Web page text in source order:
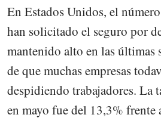
En Estados Unidos, el
han solicitado el seguro por
mantenido alto en las últimas
de que muchas empresas
despidiendo trabajadores. La
en mayo fue del 13,3% frente